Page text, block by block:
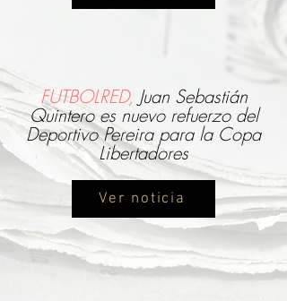
FUTBOLRED, Juan Sebastián
Quintero es nuevo refuerzo del
Deportivo Pereira para la Copa
Libertadores
Ver noticia